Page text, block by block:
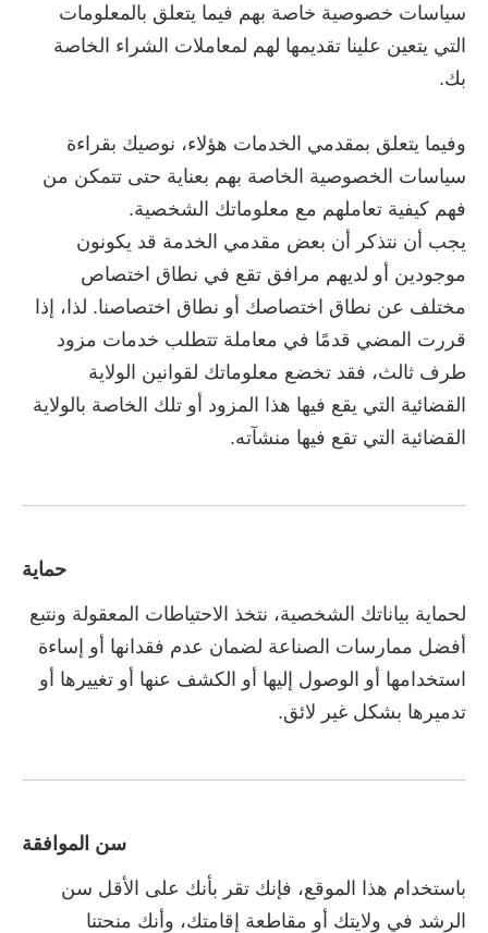
سياسات خصوصية خاصة بهم فيما يتعلق بالمعلومات
التي يتعين علينا تقديمها لهم لمعاملات الشراء الخاصة
بك.
وفيما يتعلق بمقدمي الخدمات هؤلاء، نوصيك بقراءة
سياسات الخصوصية الخاصة بهم بعناية حتى تتمكن من
فهم كيفية تعاملهم مع معلوماتك الشخصية.
يجب أن نتذكر أن بعض مقدمي الخدمة قد يكونون
موجودين أو لديهم مرافق تقع في نطاق اختصاص
مختلف عن نطاق اختصاصك أو نطاق اختصاصنا. لذا، إذا
قررت المضي قدمًا في معاملة تتطلب خدمات مزود
طرف ثالث، فقد تخضع معلوماتك لقوانين الولاية
القضائية التي يقع فيها هذا المزود أو تلك الخاصة بالولاية
القضائية التي تقع فيها منشآته.
حماية
لحماية بياناتك الشخصية، نتخذ الاحتياطات المعقولة ونتبع
أفضل ممارسات الصناعة لضمان عدم فقدانها أو إساءة
استخدامها أو الوصول إليها أو الكشف عنها أو تغييرها أو
تدميرها بشكل غير لائق.
سن الموافقة
باستخدام هذا الموقع، فإنك تقر بأنك على الأقل سن
الرشد في ولايتك أو مقاطعة إقامتك، وأنك منحتنا